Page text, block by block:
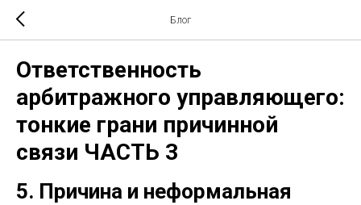
Блог
Ответственность
арбитражного управляющего:
тонкие грани причинной
связи ЧАСТЬ 3
5. Причина и неформальная